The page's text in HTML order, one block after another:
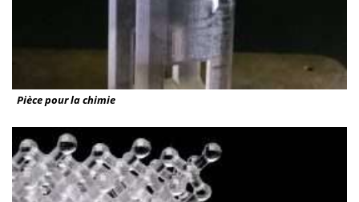
Pièce pour la chimie